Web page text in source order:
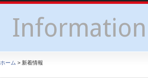
Information
ホーム > 新着情報